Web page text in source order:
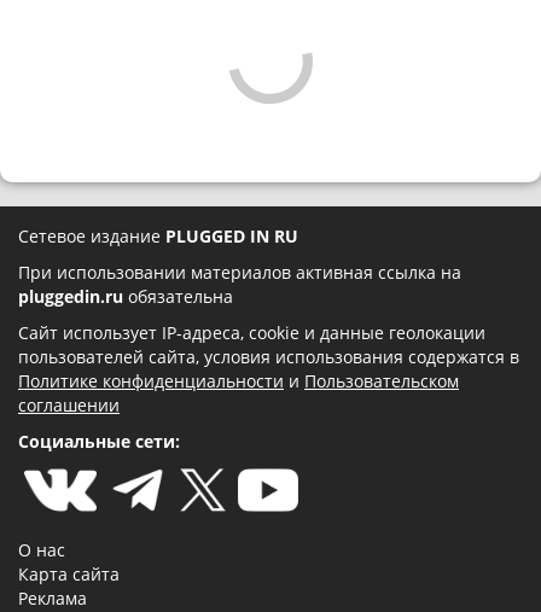
Сетевое издание PLUGGED IN RU
При использовании материалов активная ссылка на
pluggedin.ru обязательна
Сайт использует IP-адреса, cookie и данные геолокации
пользователей сайта, условия использования содержатся в
Политике конфиденциальности и Пользовательском
соглашении
Социальные сети:
О нас
Карта сайта
Реклама